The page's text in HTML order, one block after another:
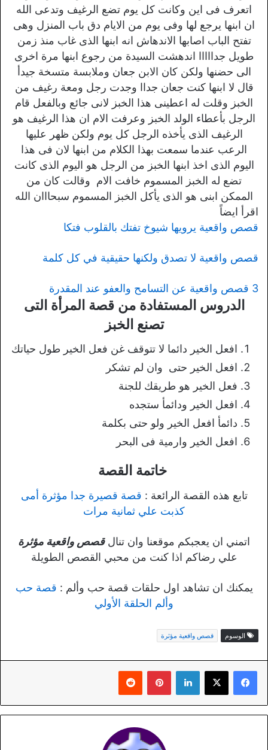
اتعرف فى اين وكانت كل يوم تضع الرغيف وتدعى الله
ان ابنها يرجع لها وفى يوم من الايام دق باب المنزل وهى
تفتح الباب اصابها الاندهاش انه ابنها الذى غاب منذ زمن
طويل جدااااا اندهشت السيدة من رجوع ابنها مرة اخرى
الى حضنها ولكن كان الابن جعان وملابسة متسخة جيدأ
قال لا ابنها كنت جعان جداا وجدت رجل ومعة رغيف من
الخبز وقلت له اعطينى هذا الخبز لانى جائع وبالفعل قام
الرجل بأعطاء الولد الخبز وعرفت الام ان هذا الرغيف هو
الرغيف الذى يأخذه الرجل كل يوم ولكن ظهر عليها
الرعب عندما سمعت بهذا الكلام من ابنها لان فى هذا
اليوم الذى اخذ ابنها الخبز من الرجل هو اليوم الذى كانت
تضع له الخبز المسموم خافت الام وقالت كان من
الممكن ابنى هو الذى يأكل الخبز المسموم سبحااان الله
اقرأ ايضاً
قصص واقعية يرويها شيوخ تفتك بالقلوب فتكا
قصص واقعية لا تصدق ولكنها حقيقية في كل كلمة
3 قصص واقعية عن التسامح والعفو عند المقدرة
الدروس المستفادة من قصة المرأة التى
تصنع الخبز
افعل الخير دائما لا تتوقف غن فعل الخير طول حياتك
افعل الخير حتى وان لم تشكر
فعل الخير هو طريقك للجنة
افعل الخير ودائمأ ستجده
دائمأ افعل الخير ولو حتى بكلمة
افعل الخير وارمية فى البحر
خاتمة القصة
تابع هذه القصة الرائعة : قصة قصيرة جدا مؤثرة أمى
كذبت علي ثمانية مرات
اتمني ان يعجبكم موقعنا وان تنالقصص واقعية مؤثرة
علي رضاكم اذا كنت من محبي القصص الطويلة
يمكنك ان تشاهد اول حلقات قصة حب وألم : قصة حب
وألم الحلقة الأولي
الوسوم قصص واقعية مؤثرة
لينكدإن بينتيريست